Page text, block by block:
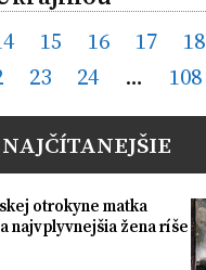
15 16 17 18
23 24 … 108
NAJČÍTANEJŠIE
otrokyne matka
najvplyvnejšia žena ríše